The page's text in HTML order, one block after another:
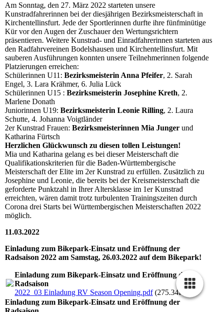
Am Sonntag, den 27. März 2022 starteten unsere
Kunstradfahrerinnen bei der diesjährigen Bezirksmeisterschaft in
Kirchentellinsfurt. Jede der Sportlerinnen durfte ihre fünfminütige
Kür vor den Augen der Zuschauer den Wertungsrichtern
präsentieren. Weitere Kunstrad- und Einradfahrerinnen starteten aus
den Radfahrvereinen Bodelshausen und Kirchentellinsfurt. Mit
sauberen Ausführungen konnten unsere Teilnehmerinnen folgende
Platzierungen erreichen:
Schülerinnen U11: Bezirksmeisterin Anna Pfeifer, 2. Sarah
Engel, 3. Lara Krähmer, 6. Julia Lück
Schülerinnen U15 : Bezirksmeisterin Josephine Kreth, 2.
Marlene Donath
Juniorinnen U19: Bezirksmeisterin Leonie Rilling, 2. Laura
Schutte, 4. Johanna Voigtländer
2er Kunstrad Frauen: Bezirksmeisterinnen Mia Junger und
Katharina Fürtsch
Herzlichen Glückwunsch zu diesen tollen Leistungen!
Mia und Katharina gelang es bei dieser Meisterschaft die
Qualifikationskriterien für die Baden-Württembergische
Meisterschaft der Elite im 2er Kunstrad zu erfüllen. Zusätzlich zu
Josephine und Leonie, die bereits bei der Kreismeisterschaft die
geforderte Punktzahl in Ihrer Altersklasse im 1er Kunstrad
erreichten, wären damit trotz turbulenten Trainingszeiten durch
Corona drei Starts bei Württembergischen Meisterschaften 2022
möglich.
11.03.2022
Einladung zum Bikepark-Einsatz und Eröffnung der
Radsaison 2022 am Samstag, 26.03.2022 auf dem Bikepark!
Einladung zum Bikepark-Einsatz und Eröffnung der
Radsaison
2022_03 Einladung RV Season Opening.pdf(275.34KB)
Einladung zum Bikepark-Einsatz und Eröffnung der